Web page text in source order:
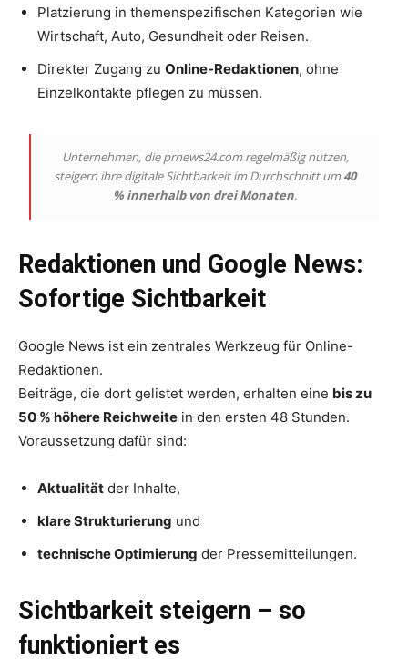
Platzierung in themenspezifischen Kategorien wie
Wirtschaft, Auto, Gesundheit oder Reisen.
Direkter Zugang zu Online-Redaktionen, ohne
Einzelkontakte pflegen zu müssen.
Unternehmen, die prnews24.com regelmäßig nutzen,
steigern ihre digitale Sichtbarkeit im Durchschnitt um40
% innerhalb von drei Monaten.
Redaktionen und Google News:
Sofortige Sichtbarkeit
Google News ist ein zentrales Werkzeug für Online-
Redaktionen.
Beiträge, die dort gelistet werden, erhalten eine bis zu
50 % höhere Reichweite in den ersten 48 Stunden.
Voraussetzung dafür sind:
Aktualität der Inhalte,
klare Strukturierung und
technische Optimierung der Pressemitteilungen.
Sichtbarkeit steigern – so
funktioniert es